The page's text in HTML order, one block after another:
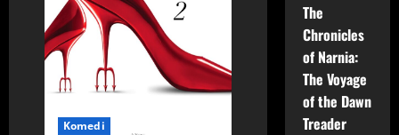
Komedi
The
Chronicles
of Narnia:
The Voyage
of the Dawn
Treader